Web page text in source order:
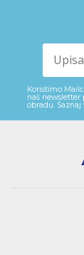
Koristimo
naš
obradu. Saznaj